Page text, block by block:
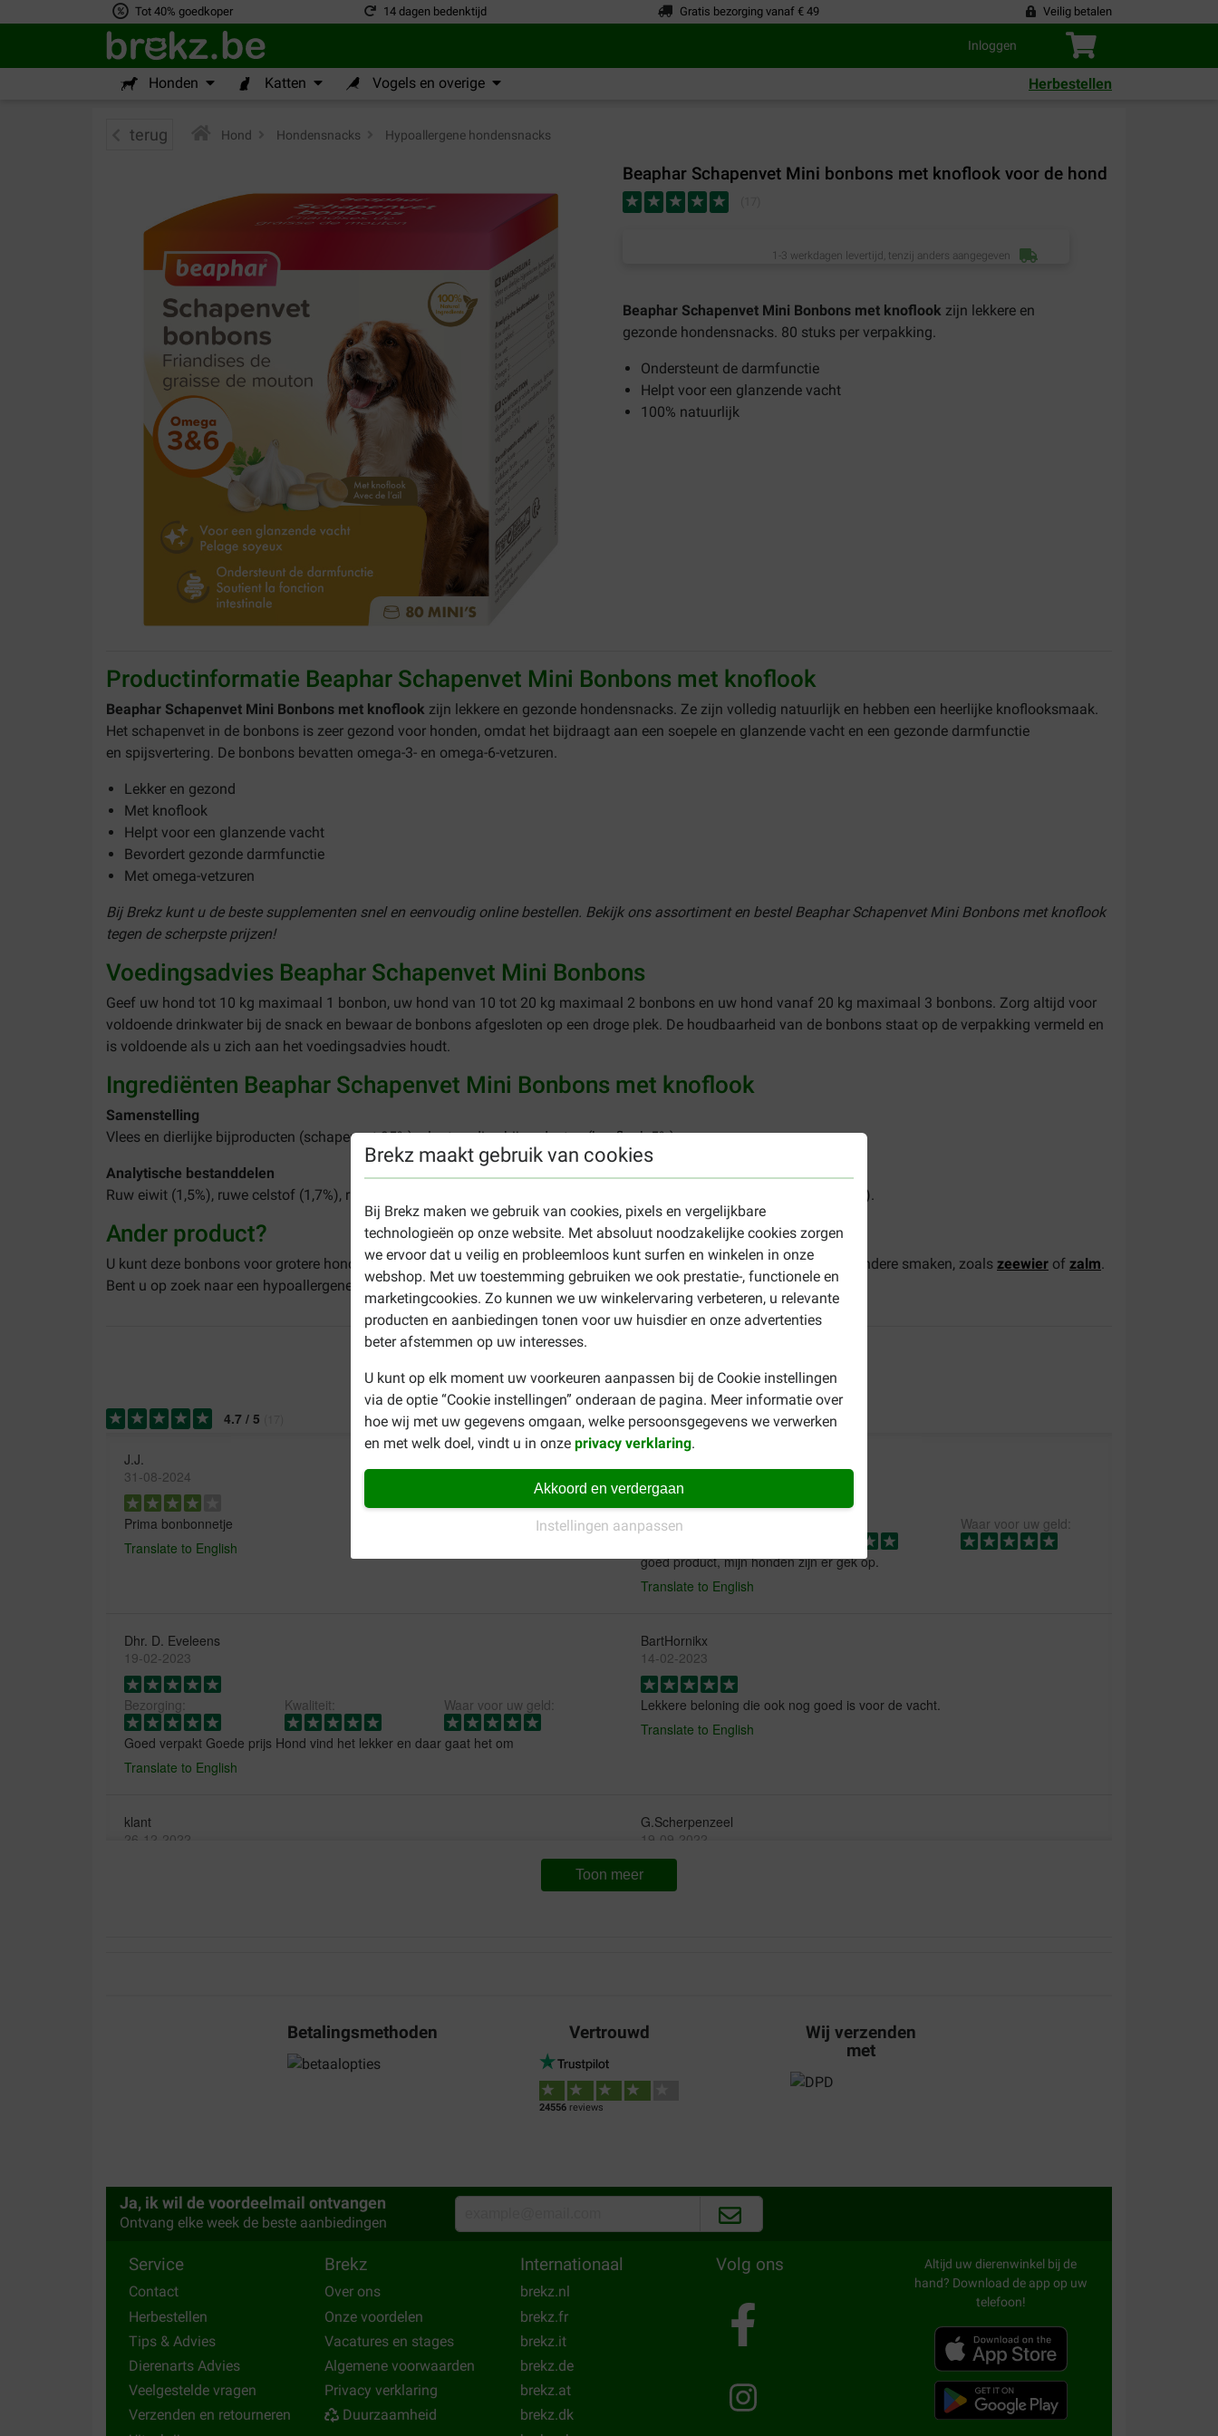
Tot 40% goedkoper 14 dagen bedenktijd Gratis bezorging vanaf € 49 Veilig betalen
Inloggen
Honden Katten Vogels en overige Herbestellen
Brekz maakt gebruik van cookies
Bij Brekz maken we gebruik van cookies, pixels en vergelijkbare
technologieën op onze website. Met absoluut noodzakelijke cookies zorgen
we ervoor dat u veilig en probleemloos kunt surfen en winkelen in onze
webshop. Met uw toestemming gebruiken we ook prestatie-, functionele en
marketingcookies. Zo kunnen we uw winkelervaring verbeteren, u relevante
producten en aanbiedingen tonen voor uw huisdier en onze advertenties
beter afstemmen op uw interesses.
U kunt op elk moment uw voorkeuren aanpassen bij de Cookie instellingen
via de optie “Cookie instellingen” onderaan de pagina. Meer informatie over
hoe wij met uw gegevens omgaan, welke persoonsgegevens we verwerken
en met welk doel, vindt u in onze privacy verklaring.
Akkoord en verdergaan
Instellingen aanpassen
terug Hond Hondensnacks Hypoallergene hondensnacks
Beaphar Schapenvet Mini bonbons met knoflook voor de hond
1-3 werkdagen levertijd, tenzij anders aangegeven
Beaphar Schapenvet Mini Bonbons met knoflook zijn lekkere en
gezonde hondensnacks. 80 stuks per verpakking.
Ondersteunt de darmfunctie
Helpt voor een glanzende vacht
100% natuurlijk
Productinformatie Beaphar Schapenvet Mini Bonbons met knoflook
Beaphar Schapenvet Mini Bonbons met knoflook zijn lekkere en gezonde hondensnacks. Ze zijn volledig natuurlijk en hebben een heerlijke knoflooksmaak.
Het schapenvet in de bonbons is zeer gezond voor honden, omdat het bijdraagt aan een soepele en glanzende vacht en een gezonde darmfunctie
en spijsvertering. De bonbons bevatten omega-3- en omega-6-vetzuren.
Lekker en gezond
Met knoflook
Helpt voor een glanzende vacht
Bevordert gezonde darmfunctie
Met omega-vetzuren
Bij Brekz kunt u de beste supplementen snel en eenvoudig online bestellen. Bekijk ons assortiment en bestel Beaphar Schapenvet Mini Bonbons met knoflook
tegen de scherpste prijzen!
Voedingsadvies Beaphar Schapenvet Mini Bonbons
Geef uw hond tot 10 kg maximaal 1 bonbon, uw hond van 10 tot 20 kg maximaal 2 bonbons en uw hond vanaf 20 kg maximaal 3 bonbons. Zorg altijd voor
voldoende drinkwater bij de snack en bewaar de bonbons afgesloten op een droge plek. De houdbaarheid van de bonbons staat op de verpakking vermeld en
is voldoende als u zich aan het voedingsadvies houdt.
Ingrediënten Beaphar Schapenvet Mini Bonbons met knoflook
Samenstelling
Vlees en dierlijke bijproducten (schapenvet 95%), plantaardige bijproducten (knoflook 5%)
Analytische bestanddelen
Ruw eiwit (1,5%), ruwe celstof (1,7%), ruw vet (96,3%), ruwe as (0,3%), omega-3-vetzuren (0,8%), omega-6-vetzuren (1,7%).
Ander product?
U kunt deze bonbons voor grotere honden ook in degrote variant met knoflooksmaakkopen. Of u bestelt een van de andere smaken, zoals zeewier of zalm.
Bent u op zoek naar een hypoallergene hondensnack? Bekijk dan ons gehele aanbodhypoallergene hondensnacks.
4.7 / 5
J.J.
31-08-2024
Prima bonbonnetje
Translate to English
Bezorging: Waar voor uw geld:
goed product, mijn honden zijn er gek op.
Translate to English
Dhr. D. Eveleens
19-02-2023
Bezorging: Kwaliteit: Waar voor uw geld:
Goed verpakt Goede prijs Hond vind het lekker en daar gaat het om
Translate to English
BartHornikx
14-02-2023
Lekkere beloning die ook nog goed is voor de vacht.
Translate to English
klant
26-12-2022
Waar voor uw geld:
G.Scherpenzeel
19-09-2022
Bezorging:
Waar voor uw geld:
29-05-2022
Onze Chevy krijgt deze al enige tijd en zijn vacht glanst heel mooi.
J. E.
12-04-2022
Bezorging: Kwaliteit: Waar voor uw geld:
Mw. Marjon Essers
Waar voor uw geld:
Fijn product, honden vinden het heerlijk! Mooie toevoeging.
Translate to English
Toon meer
Betalingsmethoden Vertrouwd
24556reviews
Wij verzenden
met
Ja, ik wil de voordeelmail ontvangen
Ontvang elke week de beste aanbiedingen
Service
Contact
Herbestellen
Tips & Advies
Dierenarts Advies
Veelgestelde vragen
Verzenden en retourneren
Brekz
Over ons
Onze voordelen
Vacatures en stages
Algemene voorwaarden
Privacy verklaring
Duurzaamheid
Internationaal
brekz.nl
brekz.fr
brekz.it
brekz.de
brekz.at
brekz.dk
Volg ons
Altijd uw dierenwinkel bij de
hand? Download de app op uw
telefoon!